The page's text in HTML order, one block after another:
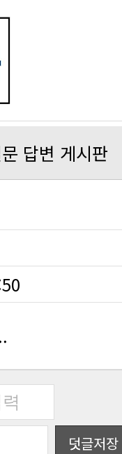
답변 게시판
덧글저장